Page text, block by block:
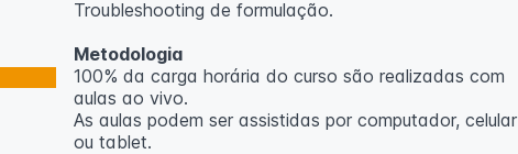
Troubleshooting de formulação.
Metodologia
100% da carga horária do curso são realizadas com
aulas ao vivo.
As aulas podem ser assistidas por computador, celular
ou tablet.